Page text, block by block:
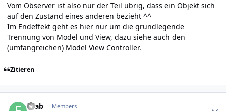
Vom Observer ist also nur der Teil übrig, dass ein Objekt sich
auf den Zustand eines anderen bezieht ^^
Im Endeffekt geht es hier nur um die grundlegende
Trennung von Model und View, dazu siehe auch den
(umfangreichen) Model View Controller.
Zitieren
Faab Members